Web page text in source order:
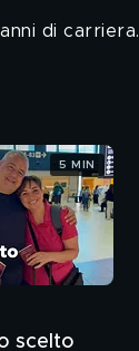
di carriera.
scelto
5 MIN